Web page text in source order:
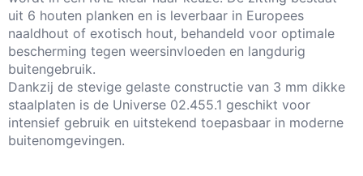
uit 6 houten planken en is leverbaar in Europees
naaldhout of exotisch hout, behandeld voor optimale
bescherming tegen weersinvloeden en langdurig
buitengebruik.
Dankzij de stevige gelaste constructie van 3 mm dikke
staalplaten is de Universe 02.455.1 geschikt voor
intensief gebruik en uitstekend toepasbaar in moderne
buitenomgevingen.